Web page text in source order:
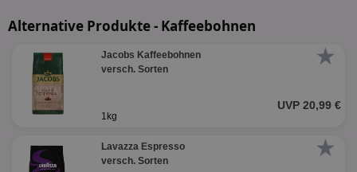
Alternative Produkte - Kaffeebohnen
★
Jacobs Kaffeebohnen
versch. Sorten
UVP 20,99 €
1kg
★
Lavazza Espresso
versch. Sorten